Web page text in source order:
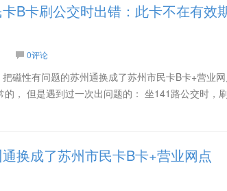
B卡刷公交时出错：此卡不在有效
0评论
磁性有问题的苏州通换成了苏州市民卡B卡+营业
， 但是遇到过一次出问题的： 坐141路公交时，
换成了苏州市民卡B卡+营业网点